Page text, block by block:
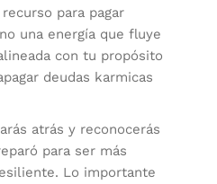
para pagar
una energía que fluye
con tu propósito
deudas karmicas
atrás y reconocerás
para ser más
Lo importante